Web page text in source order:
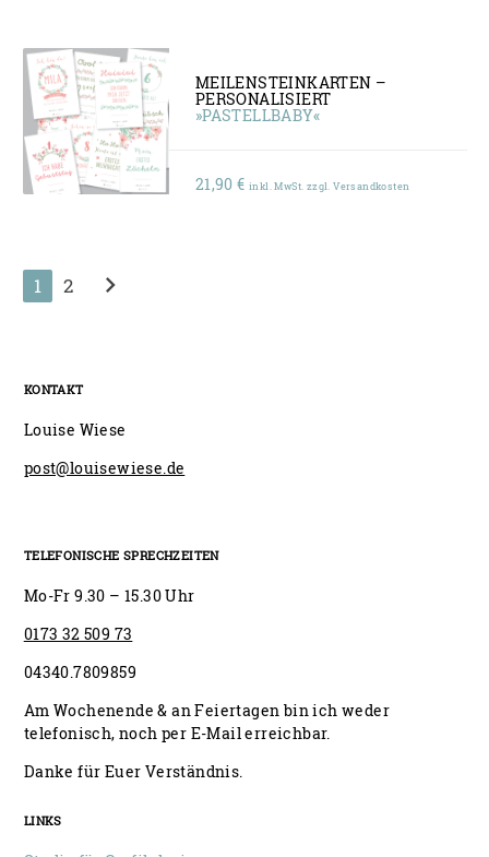
MEILENSTEINKARTEN –
PERSONALISIERT
»PASTELLBABY«
21,90€ inkl. MwSt. zzgl. Versandkosten
1 2 chevron_right
KONTAKT
Louise Wiese
post@louisewiese.de
TELEFONISCHE SPRECHZEITEN
Mo-Fr 9.30 – 15.30 Uhr
0173 32 509 73
04340.7809859
Am Wochenende & an Feiertagen bin ich weder
telefonisch, noch per E-Mail erreichbar.
Danke für Euer Verständnis.
LINKS